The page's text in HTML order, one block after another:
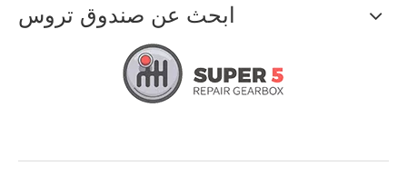
ابحث عن صندوق تروس